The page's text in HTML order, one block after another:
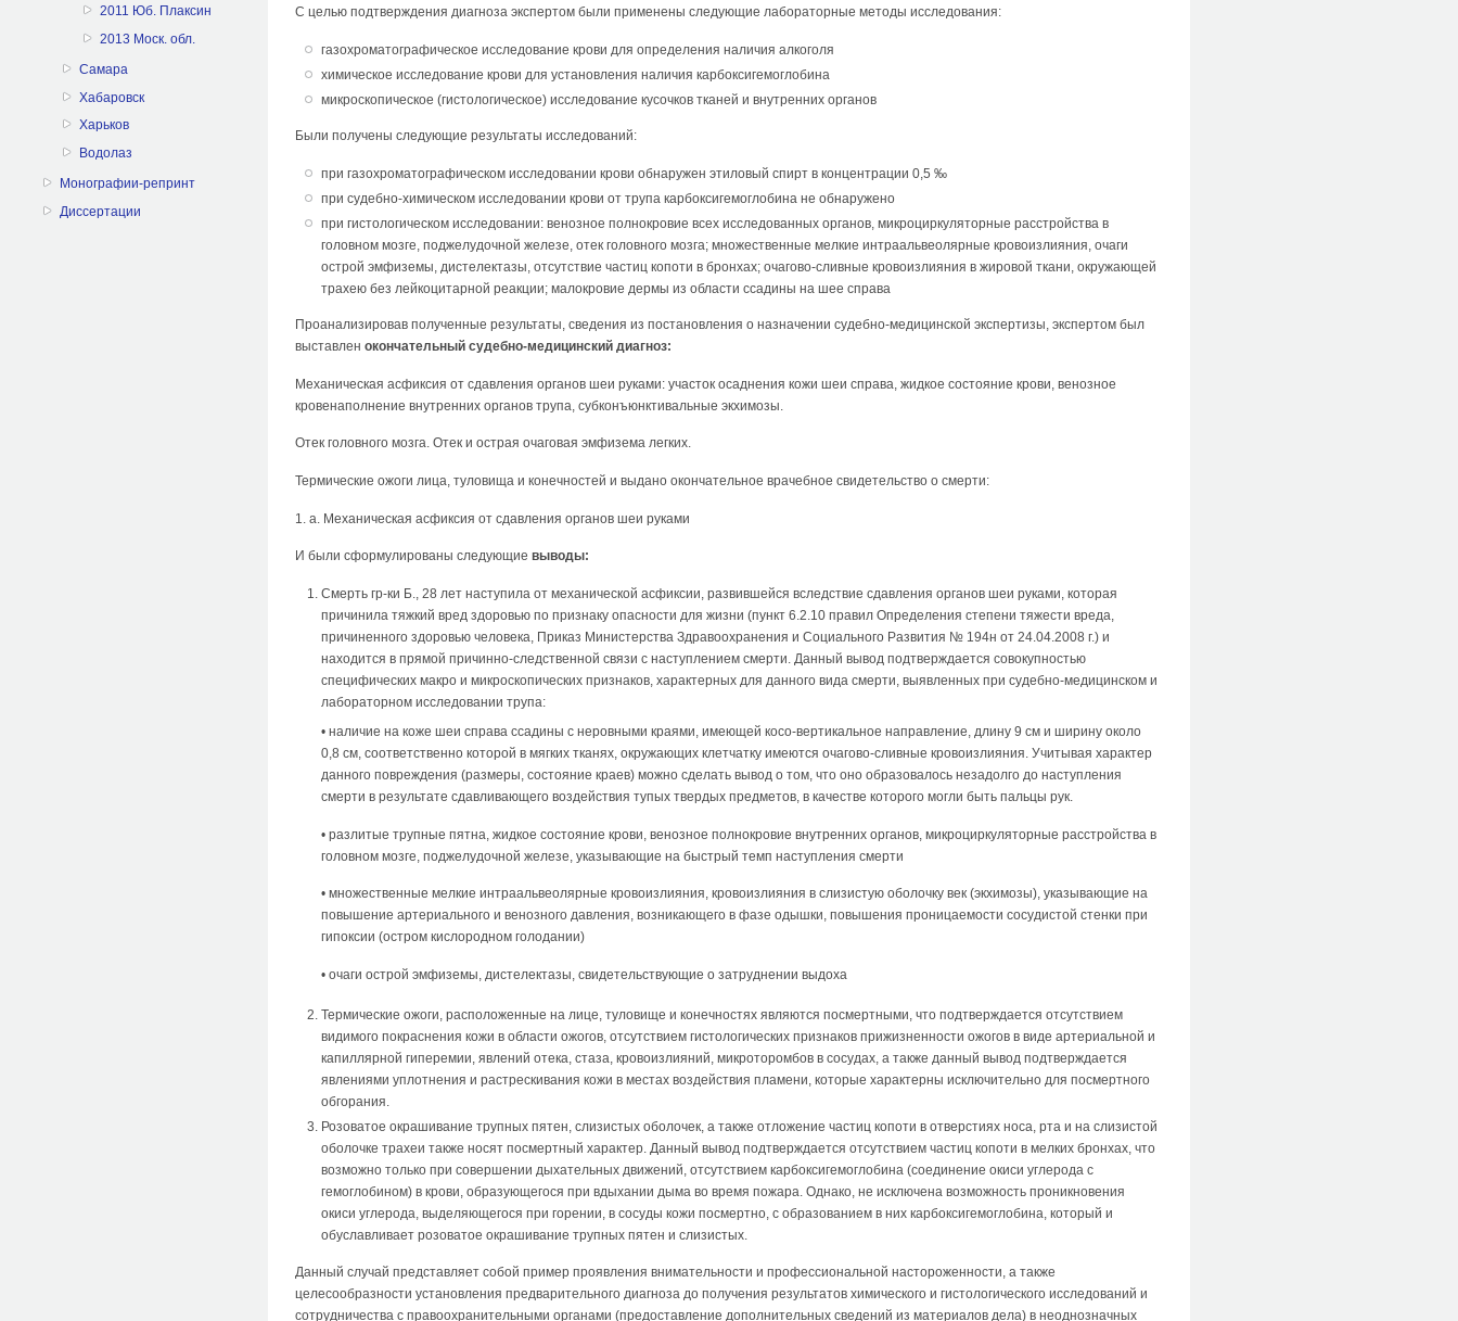
2011 Юб. Плаксин
2013 Моск. обл.
Самара
Хабаровск
Харьков
Водолаз
Монографии-репринт
Диссертации
С целью подтверждения диагноза экспертом были применены следующие лабораторные методы исследования:
газохроматографическое исследование крови для определения наличия алкоголя
химическое исследование крови для установления наличия карбоксигемоглобина
микроскопическое (гистологическое) исследование кусочков тканей и внутренних органов
Были получены следующие результаты исследований:
при газохроматографическом исследовании крови обнаружен этиловый спирт в концентрации 0,5 ‰
при судебно-химическом исследовании крови от трупа карбоксигемоглобина не обнаружено
при гистологическом исследовании: венозное полнокровие всех исследованных органов, микроциркуляторные расстройства в
головном мозге, поджелудочной железе, отек головного мозга; множественные мелкие интраальвеолярные кровоизлияния, очаги
острой эмфиземы, дистелектазы, отсутствие частиц копоти в бронхах; очагово-сливные кровоизлияния в жировой ткани, окружающей
трахею без лейкоцитарной реакции; малокровие дермы из области ссадины на шее справа
Проанализировав полученные результаты, сведения из постановления о назначении судебно-медицинской экспертизы, экспертом был
выставлен окончательный судебно-медицинский диагноз:
Механическая асфиксия от сдавления органов шеи руками: участок осаднения кожи шеи справа, жидкое состояние крови, венозное
кровенаполнение внутренних органов трупа, субконъюнктивальные экхимозы.
Отек головного мозга. Отек и острая очаговая эмфизема легких.
Термические ожоги лица, туловища и конечностей и выдано окончательное врачебное свидетельство о смерти:
1. а. Механическая асфиксия от сдавления органов шеи руками
И были сформулированы следующие выводы:
Смерть гр-ки Б., 28 лет наступила от механической асфиксии, развившейся вследствие сдавления органов шеи руками, которая
причинила тяжкий вред здоровью по признаку опасности для жизни (пункт 6.2.10 правил Определения степени тяжести вреда,
причиненного здоровью человека, Приказ Министерства Здравоохранения и Социального Развития № 194н от 24.04.2008 г.) и
находится в прямой причинно-следственной связи с наступлением смерти. Данный вывод подтверждается совокупностью
специфических макро и микроскопических признаков, характерных для данного вида смерти, выявленных при судебно-медицинском и
лабораторном исследовании трупа:
• наличие на коже шеи справа ссадины с неровными краями, имеющей косо-вертикальное направление, длину 9 см и ширину около
0,8 см, соответственно которой в мягких тканях, окружающих клетчатку имеются очагово-сливные кровоизлияния. Учитывая характер
данного повреждения (размеры, состояние краев) можно сделать вывод о том, что оно образовалось незадолго до наступления
смерти в результате сдавливающего воздействия тупых твердых предметов, в качестве которого могли быть пальцы рук.
• разлитые трупные пятна, жидкое состояние крови, венозное полнокровие внутренних органов, микроциркуляторные расстройства в
головном мозге, поджелудочной железе, указывающие на быстрый темп наступления смерти
• множественные мелкие интраальвеолярные кровоизлияния, кровоизлияния в слизистую оболочку век (экхимозы), указывающие на
повышение артериального и венозного давления, возникающего в фазе одышки, повышения проницаемости сосудистой стенки при
гипоксии (остром кислородном голодании)
• очаги острой эмфиземы, дистелектазы, свидетельствующие о затруднении выдоха
Термические ожоги, расположенные на лице, туловище и конечностях являются посмертными, что подтверждается отсутствием
видимого покраснения кожи в области ожогов, отсутствием гистологических признаков прижизненности ожогов в виде артериальной и
капиллярной гиперемии, явлений отека, стаза, кровоизлияний, микроторомбов в сосудах, а также данный вывод подтверждается
явлениями уплотнения и растрескивания кожи в местах воздействия пламени, которые характерны исключительно для посмертного
обгорания.
Розоватое окрашивание трупных пятен, слизистых оболочек, а также отложение частиц копоти в отверстиях носа, рта и на слизистой
оболочке трахеи также носят посмертный характер. Данный вывод подтверждается отсутствием частиц копоти в мелких бронхах, что
возможно только при совершении дыхательных движений, отсутствием карбоксигемоглобина (соединение окиси углерода с
гемоглобином) в крови, образующегося при вдыхании дыма во время пожара. Однако, не исключена возможность проникновения
окиси углерода, выделяющегося при горении, в сосуды кожи посмертно, с образованием в них карбоксигемоглобина, который и
обуславливает розоватое окрашивание трупных пятен и слизистых.
Данный случай представляет собой пример проявления внимательности и профессиональной настороженности, а также
целесообразности установления предварительного диагноза до получения результатов химического и гистологического исследований и
сотрудничества с правоохранительными органами (предоставление дополнительных сведений из материалов дела) в неоднозначных